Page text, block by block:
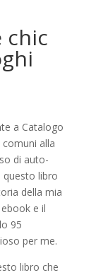
chic
a Catalogo
alla
di auto-
questo libro
della mia
e il
95
per me.
libro che